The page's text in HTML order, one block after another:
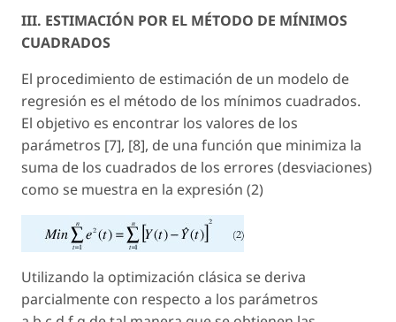
III. ESTIMACIÓN POR EL MÉTODO DE MÍNIMOS
CUADRADOS
El procedimiento de estimación de un modelo de
regresión es el método de los mínimos cuadrados.
El objetivo es encontrar los valores de los
parámetros [7], [8], de una función que minimiza la
suma de los cuadrados de los errores (desviaciones)
como se muestra en la expresión (2)
Utilizando la optimización clásica se deriva
parcialmente con respecto a los parámetros